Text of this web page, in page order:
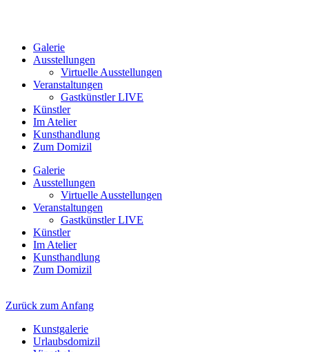
Galerie
Ausstellungen
Virtuelle Ausstellungen
Veranstaltungen
Gastkünstler LIVE
Künstler
Im Atelier
Kunsthandlung
Zum Domizil
Galerie
Ausstellungen
Virtuelle Ausstellungen
Veranstaltungen
Gastkünstler LIVE
Künstler
Im Atelier
Kunsthandlung
Zum Domizil
Zurück zum Anfang
Kunstgalerie
Urlaubsdomizil